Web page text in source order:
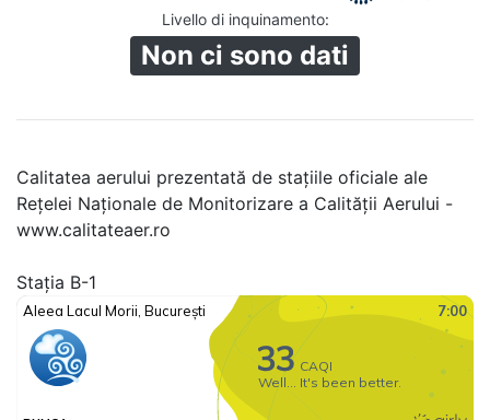
Livello di inquinamento:
Non ci sono dati
Calitatea aerului prezentată de stațiile oficiale ale
Rețelei Naționale de Monitorizare a Calității Aerului -
www.calitateaer.ro
Stația B-1